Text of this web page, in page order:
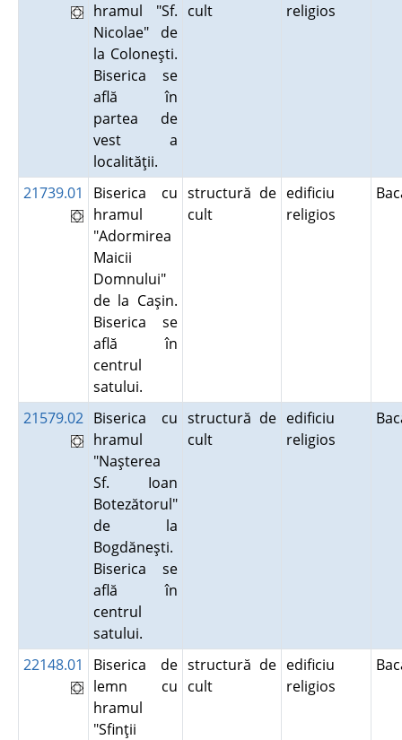
hramul "Sf.
Nicolae" de
la Coloneşti.
Biserica se
află în
partea de
vest a
localităţii.
cult
religios
21739.01
Biserica cu
hramul
"Adormirea
Maicii
Domnului"
de la Caşin.
Biserica se
află în
centrul
satului.
structură de
cult
edificiu
religios
21579.02 Biserica cu
hramul
"Naşterea
Sf. Ioan
Botezătorul"
de la
Bogdăneşti.
Biserica se
află în
centrul
satului.
structură de
cult
edificiu
religios
22148.01
Biserica de
lemn cu
hramul
"Sfinţii
structură de
cult
edificiu
religios